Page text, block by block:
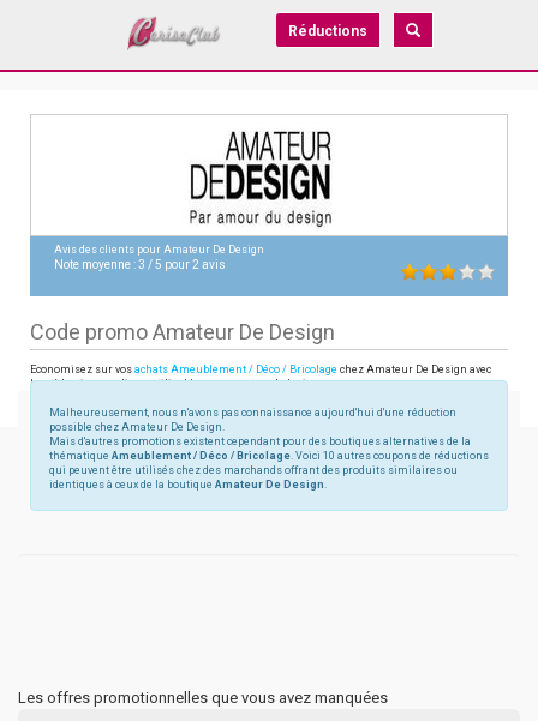
Réductions
Avis des clients pour Amateur De Design
Note moyenne :3 /5 pour2 avis
Code promo Amateur De Design
Economisez sur vos achats Ameublement / Déco / Bricolage chez Amateur De Design avec
les réductions en ligne utilisables sur amateurdedesign.com
Malheureusement, nous n'avons pas connaissance aujourd'hui d'une réduction
possible chez Amateur De Design.
Mais d'autres promotions existent cependant pour des boutiques alternatives de la
thématique Ameublement / Déco / Bricolage. Voici 10 autres coupons de réductions
qui peuvent être utilisés chez des marchands offrant des produits similaires ou
identiques à ceux de la boutique Amateur De Design.
Les offres promotionnelles que vous avez manquées